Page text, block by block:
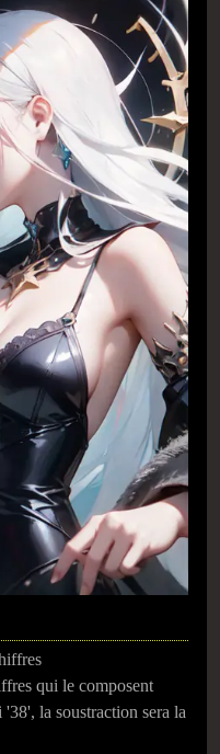
qui le composent
la soustraction sera la